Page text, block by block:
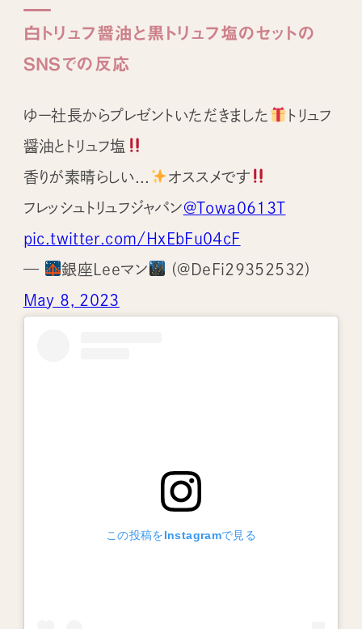
白トリュフ醤油と黒トリュフ塩のセットの
SNSでの反応
ゆー社長からプレゼントいただきました
トリュフ
醤油とトリュフ塩
香りが素晴らしい...
オススメです
フレッシュトリュフジャパン@Towa0613T
pic.twitter.com/HxEbFu04cF
—
銀座Leeマン
(@DeFi29352532)
May 8, 2023
この投稿をInstagramで見る